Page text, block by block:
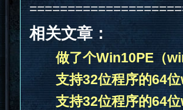
相关文章：
做了个Win10PE（
支持32位程序的64
支持32位程序的64